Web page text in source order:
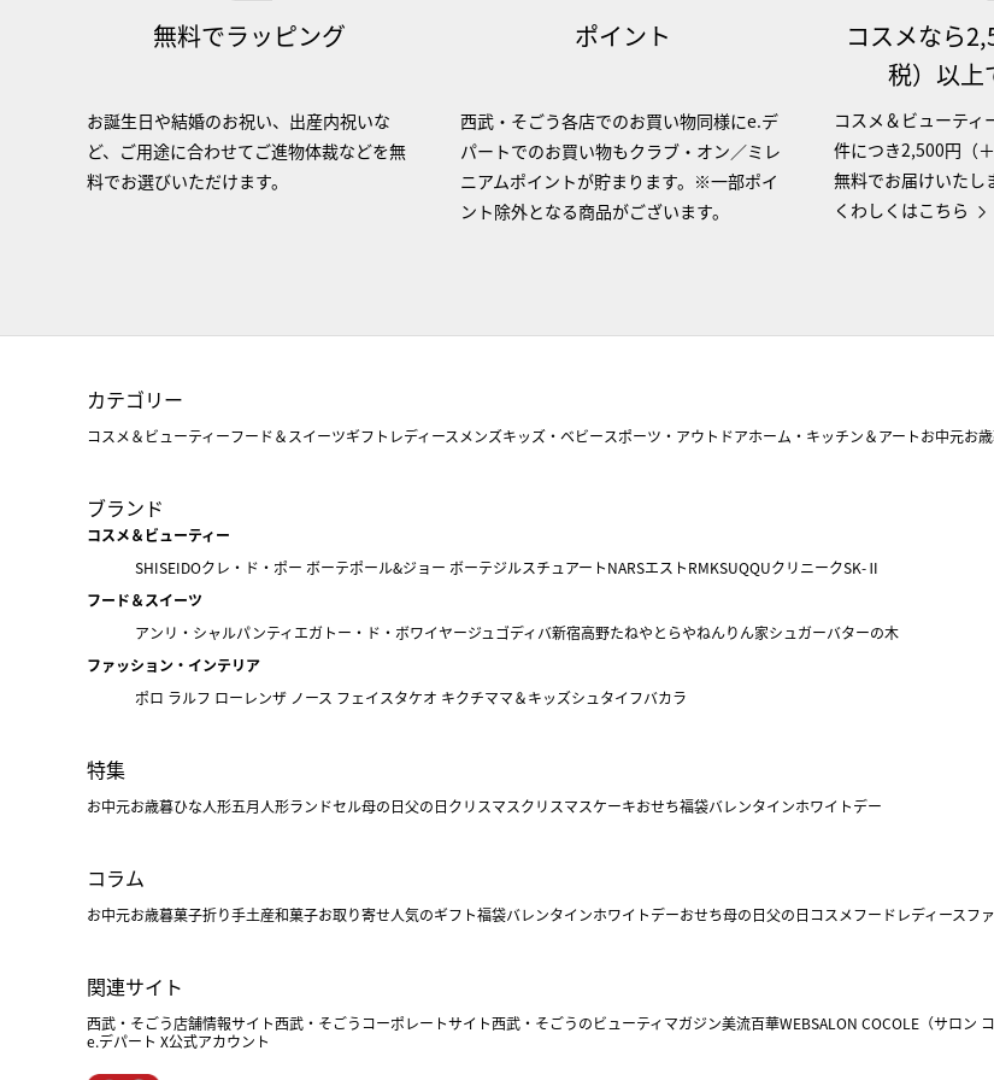
無料でラッピング
お誕生日や結婚のお祝い、出産内祝いな
ど、ご用途に合わせてご進物体裁などを無
料でお選びいただけます。
ポイント
西武・そごう各店でのお買い物同様にe.デ
パートでのお買い物もクラブ・オン／ミレ
ニアムポイントが貯まります。※一部ポイ
ント除外となる商品がございます。
コスメなら
税）以上
コスメ＆ビューティ
件につき2,500円（
無料でお届けいたし
くわしくはこちら
カテゴリー
コスメ＆ビューティーフード＆スイーツギフト レディース メンズキッズ・ベビースポーツ・アウトドアホーム・キッチン＆アートお中元お
ブランド
コスメ＆ビューティー
SHISEIDOクレ・ド・ポー ボーテポール&ジョー ボーテジルスチュアートNARSエストRMKSUQQUクリニークSK-Ⅱ
フード＆スイーツ
アンリ・シャルパンティエガトー・ド・ボワイヤージュ ゴディバ新宿高野たねやとらやねんりん家シュガーバターの木
ファッション・インテリア
ポロ ラルフ ローレンザ ノース フェイスタケオ キクチママ＆キッズシュタイフバカラ
特集
お中元お歳暮ひな人形五月人形ランドセル母の日父の日クリスマスクリスマスケーキおせち福袋バレンタインホワイトデー
コラム
お中元お歳暮菓子折り手土産和菓子お取り寄せ人気のギフト福袋バレンタインホワイトデーおせち母の日父の日 コスメフードレディースフ
関連サイト
西武・そごう店舗情報サイト西武・そごうコーポレートサイト西武・そごうのビューティマガジン美流百華WEBSALON COCOLE（サロン コ
e.デパート X公式アカウント